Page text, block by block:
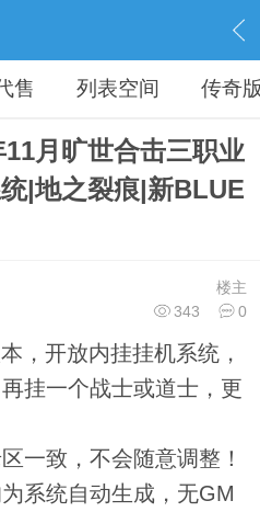
本免费下载 › 内容
售 列表空间 传奇
月旷世合击三职业
|地之裂痕|新BLUE
楼主
343
0
，开放内挂挂机系统，
挂一个战士或道士，更
一致，不会随意调整！
系统自动生成，无GM